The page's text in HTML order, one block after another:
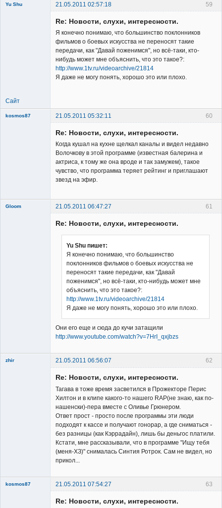
59
Yu Shu 21.05.2011 02:57:18
Re: Новости, слухи, интересности.
Я конечно понимаю, что большинство поклонников
фильмов о боевых искусства не переносят такие
передачи, как "Давай поженимся", но всё-таки, кто-
нибудь может мне объяснить, что это такое?:
http://www.1tv.ru/videoarchive/21814
Я даже не могу понять, хорошо это или плохо.
Сайт
60
kosmos87 21.05.2011 05:32:11
Re: Новости, слухи, интересности.
Когда кушал на кухне щелкал каналы и видел недавно
Волочкову в этой программе (известная балерина и
актриса, к тому же она вроде и так замужем), такое
чувство, что программа теряет рейтинг и приглашают
звезд на эфир.
61
Gloom 21.05.2011 06:47:27
Re: Новости, слухи, интересности.
Yu Shu пишет:
Я конечно понимаю, что большинство
поклонников фильмов о боевых искусства не
переносят такие передачи, как "Давай
поженимся", но всё-таки, кто-нибудь может мне
объяснить, что это такое?:
http://www.1tv.ru/videoarchive/21814
Я даже не могу понять, хорошо это или плохо.
Они его еще и сюда до кучи затащили
http://www.youtube.com/watch?v=7HrI_qxjbzs
62
zhir
21.05.2011 06:56:07
Re: Новости, слухи, интересности.
Тагава в тоже время засветился в Прожекторе Перис
Хилтон и в клипе какого-то нашего RAP(не знаю, как по-
нашенски)-пера вместе с Оливье Грюнером.
Ответ прост - просто после программы эти люди
подходят к кассе и получают гонорар, а где сниматься -
без разницы (как Кэррадайн), лишь бы деньгос платили.
Кстати, мне рассказывали, что в программе "Ищу тебя
(меня-ХЗ)" снималась Синтия Ротрок. Сам не видел, но
прикол...
63
kosmos87 21.05.2011 07:54:27
Re: Новости, слухи, интересности.